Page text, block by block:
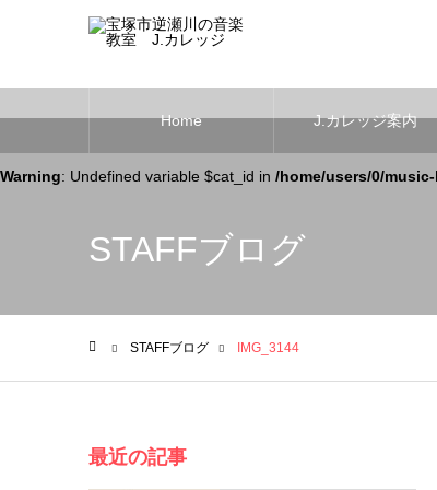
Home J.カレッジ案内
Warning: Undefined variable $cat_id in /home/users/0/
STAFFブログ
STAFFブログ IMG_3144
最近の記事